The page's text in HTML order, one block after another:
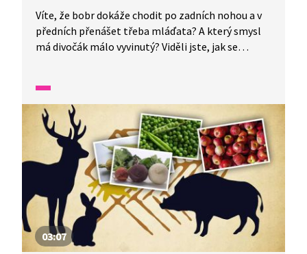
Víte, že bobr dokáže chodit po zadních nohou a v
předních přenášet třeba mláďata? A který smysl
má divočák málo vyvinutý? Viděli jste, jak se
želvu bahenní jako původního tvora? Tohle
všechno vám ukážeme ve videu, které nás vezme
do lužního lesa.
03:07